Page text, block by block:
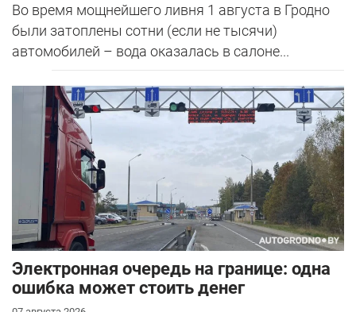
Во время мощнейшего ливня 1 августа в Гродно
были затоплены сотни (если не тысячи)
автомобилей – вода оказалась в салоне...
Электронная очередь на границе: одна
ошибка может стоить денег